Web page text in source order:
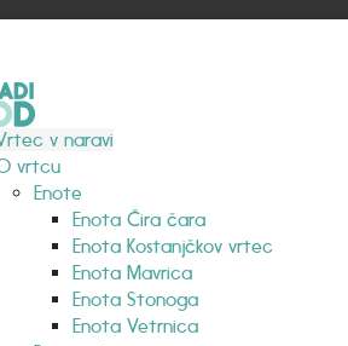
v naravi
vrtcu
Enote
Enota Čira čara
Enota Kostanjčkov vrtec
Enota Mavrica
Enota Stonoga
Enota Vetrnica
iz kmetije
oblakov pa že kuka sonce in nas
čakamo kaj vse nam bo ponudil...